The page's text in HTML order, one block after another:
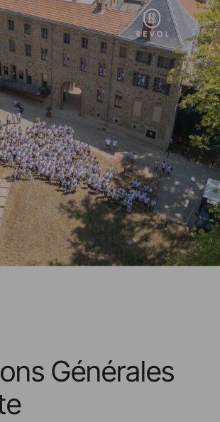
Générales